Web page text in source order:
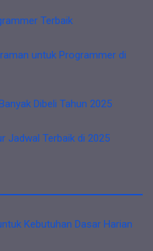
Terbaik
untuk Programmer di
Dibeli Tahun 2025
Jadwal Terbaik di 2025
Kebutuhan Dasar Harian